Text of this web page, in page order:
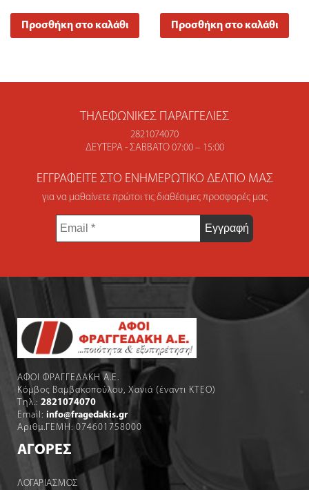
Προσθήκη στο καλάθι Προσθήκη στο καλάθι
ΤΗΛΕΦΩΝΙΚΈΣ ΠΑΡΑΓΓΕΛΊΕΣ
2821074070
ΔΕΥΤΈΡΑ - ΣΆΒΒΑΤΟ 07:00 – 15:00
ΕΓΓΡΑΦΕΊΤΕ ΣΤΟ ΕΝΗΜΕΡΩΤΙΚΌ ΔΕΛΤΊΟ ΜΑΣ
για να μαθαίνετε πρώτοι τις διαθέσιμες προσφορές μας
Email
ΑΦΟΙ ΦΡΑΓΓΕΔΑΚΗ Α.Ε.
Κόμβος Βαμβακοπούλου, Χανιά (έναντι ΚΤΕΟ)
Τηλ.: 2821074070
Email: info@fragedakis.gr
Αριθμ.ΓΕΜΗ: 074601758000
ΑΓΟΡΕΣ
ΛΟΓΑΡΙΑΣΜΌΣ